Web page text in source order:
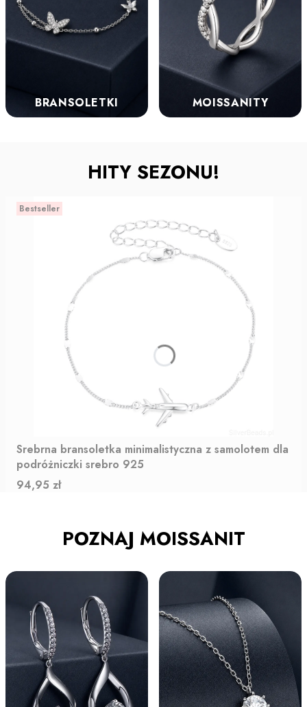
BRANSOLETKI MOISSANITY
HITY SEZONU!
Bestseller
Srebrna bransoletka minimalistyczna z samolotem dla
podróżniczki srebro 925
Cena
94,95 zł
POZNAJ MOISSANIT